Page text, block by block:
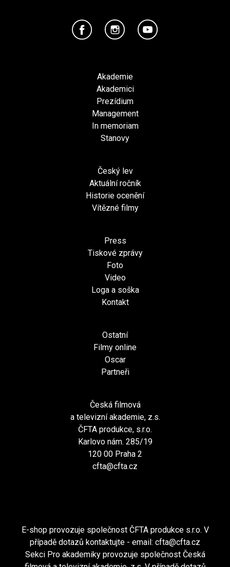
Akademie
Akademici
Prezídium
Management
In memoriam
Stanovy
Český lev
Aktuální ročník
Historie ocenění
Vítězné filmy
Press
Tiskové zprávy
Foto
Video
Loga a soška
Kontakt
Ostatní
Filmy online
Oscar
Partneři
Česká filmová
a televizní akademie, z.s.
ČFTA produkce, s.r.o.
Karlovo nám. 285/19
120 00 Praha 2
cfta@cfta.cz
E-shop provozuje společnost ČFTA produkce s.r.o. V
případě dotazů kontaktujte - email: cfta@cfta.cz
Sekci Pro akademiky provozuje společnost Česká